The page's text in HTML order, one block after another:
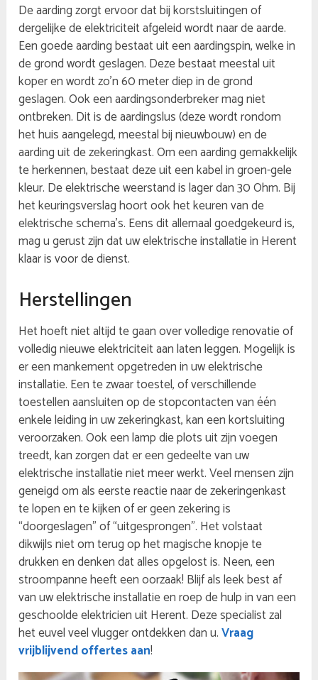
De aarding zorgt ervoor dat bij korstsluitingen of
dergelijke de elektriciteit afgeleid wordt naar de aarde.
Een goede aarding bestaat uit een aardingspin, welke in
de grond wordt geslagen. Deze bestaat meestal uit
koper en wordt zo’n 60 meter diep in de grond
geslagen. Ook een aardingsonderbreker mag niet
ontbreken. Dit is de aardingslus (deze wordt rondom
het huis aangelegd, meestal bij nieuwbouw) en de
aarding uit de zekeringkast. Om een aarding gemakkelijk
te herkennen, bestaat deze uit een kabel in groen-gele
kleur. De elektrische weerstand is lager dan 30 Ohm. Bij
het keuringsverslag hoort ook het keuren van de
elektrische schema’s. Eens dit allemaal goedgekeurd is,
mag u gerust zijn dat uw elektrische installatie in Herent
klaar is voor de dienst.
Herstellingen
Het hoeft niet altijd te gaan over volledige renovatie of
volledig nieuwe elektriciteit aan laten leggen. Mogelijk is
er een mankement opgetreden in uw elektrische
installatie. Een te zwaar toestel, of verschillende
toestellen aansluiten op de stopcontacten van één
enkele leiding in uw zekeringkast, kan een kortsluiting
veroorzaken. Ook een lamp die plots uit zijn voegen
treedt, kan zorgen dat er een gedeelte van uw
elektrische installatie niet meer werkt. Veel mensen zijn
geneigd om als eerste reactie naar de zekeringenkast
te lopen en te kijken of er geen zekering is
“doorgeslagen” of “uitgesprongen”. Het volstaat
dikwijls niet om terug op het magische knopje te
drukken en denken dat alles opgelost is. Neen, een
stroompanne heeft een oorzaak! Blijf als leek best af
van uw elektrische installatie en roep de hulp in van een
geschoolde elektricien uit Herent. Deze specialist zal
het euvel veel vlugger ontdekken dan u.Vraag
vrijblijvend offertes aan!